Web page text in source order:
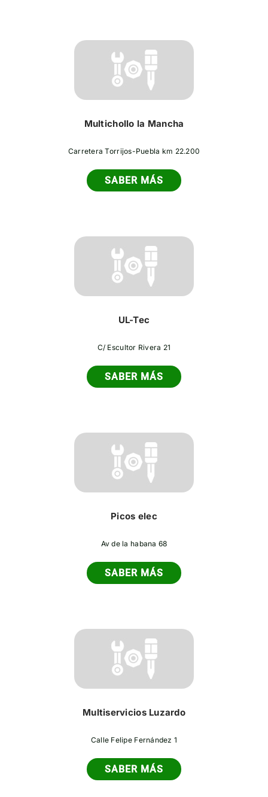
Multichollo la Mancha
Carretera Torrijos-Puebla km 22.200
SABER MÁS
UL-Tec
C/ Escultor Rivera 21
SABER MÁS
Picos elec
Av de la habana 68
SABER MÁS
Multiservicios Luzardo
Calle Felipe Fernández 1
SABER MÁS